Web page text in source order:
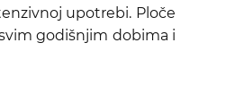
upotrebi. Ploče
godišnjim dobima i